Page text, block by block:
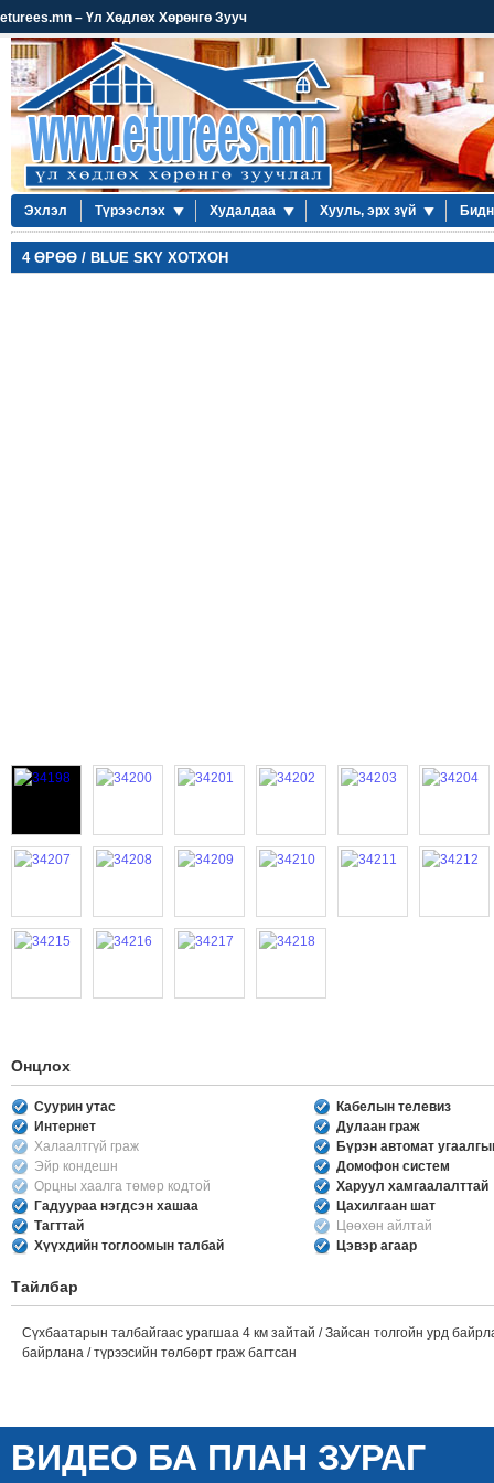
eturees.mn – Үл Хөдлөх Хөрөнгө Зууч
Эхлэл Түрээслэх Худалдаа Хууль, эрх зүй
4 ӨРӨӨ / BLUE SKY ХОТХОН
Онцлох
Суурин утас
Кабелын телевиз
Интернет
Дулаан граж
Халаалтгүй граж
Бүрэн автомат
Эйр кондешн
Домофон систем
Орцны хаалга төмөр кодтой
Харуул хамгаалалттай
Гадуураа нэгдсэн хашаа
Цахилгаан шат
Тагттай
Цөөхөн айлтай
Хүүхдийн тоглоомын талбай
Цэвэр агаар
Тайлбар
Сүхбаатарын талбайгаас урагшаа 4 км зайтай / Зайсан толгойн урд
байрлана / түрээсийн төлбөрт граж багтсан
ВИДЕО БА ПЛАН ЗУРАГ